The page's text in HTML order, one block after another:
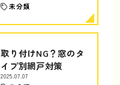
未分類
取り付けNG？窓のタ
イプ別網戸対策
2025.07.07